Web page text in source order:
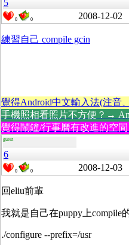
5
0 0 2008-12-02
練習自己 compile gcin
覺得Android中文輸入法(注音
手機照相看照片不方便？→
覺得鬧鐘/行事曆有改進的空
guest
6
0 0 2008-12-03
回eliu前輩
我就是自己在puppy上compile
./configure --prefix=/usr